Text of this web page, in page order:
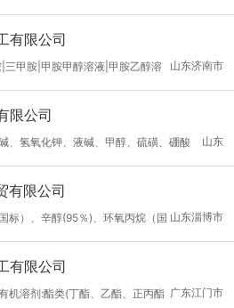
有限公司
山东济南市
三甲胺|甲胺甲醇溶液|甲胺乙醇溶
|二甲胺甲醇溶液|二甲胺乙醇溶液|三甲胺甲醇
|二甲胺四氢呋喃溶液
限公司
山东
、氢氧化钾、液碱、甲醇、硫磺、硼酸
有限公司
山东淄博市
标）、辛醇(95％)、环氧丙烷（国
)、环氧氯丙烷（国标）、叔丁醇(85％)、新
丁醇（国标）、PMA（国标）、甲醇（国
、甲醇钠（国标）、正丙醇（国标）、乙醇
有限公司
广东江门市
机溶剂:酯类(丁酯、乙酯、正丙酯